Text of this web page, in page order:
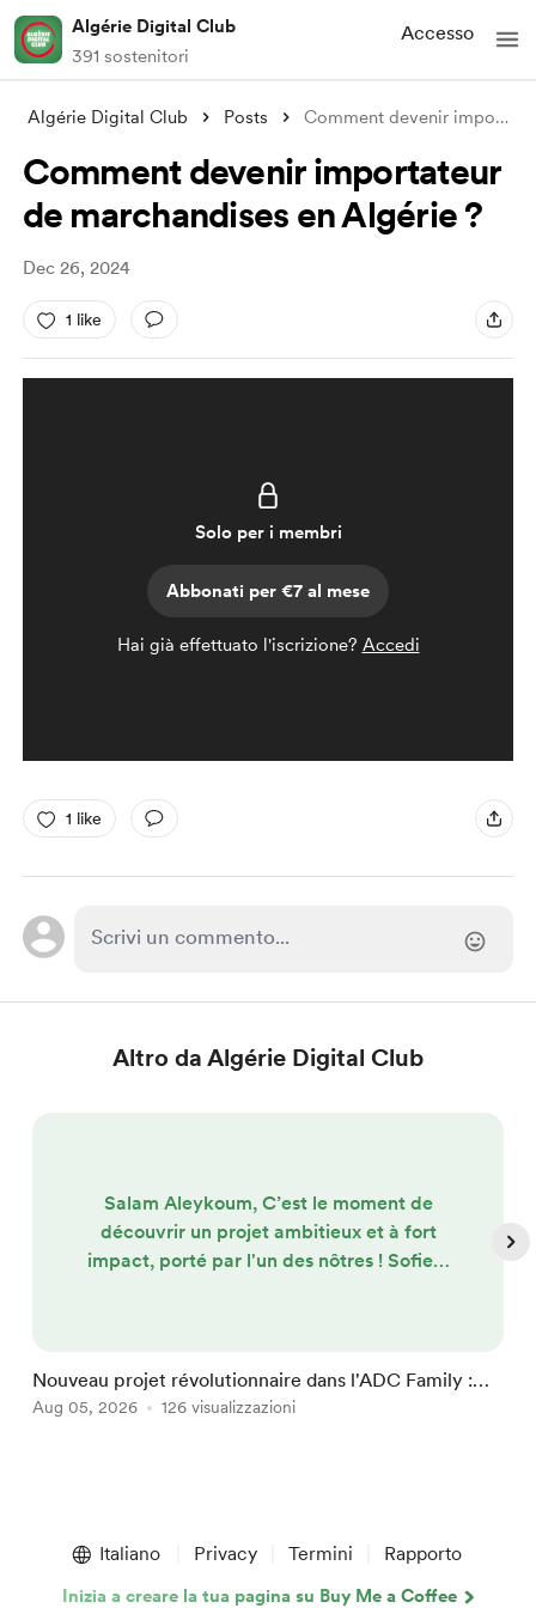
Algérie Digital Club
391 sostenitori
Accesso
Algérie Digital Club Posts Comment devenir importateur de marchandi
Comment devenir importateur
de marchandises en Algérie ?
Dec 26, 2024
1 like
Solo per i membri
Abbonati per €7 al mese
Hai già effettuato l'iscrizione? Accedi
1 like
Altro da Algérie Digital Club
Salam Aleykoum, C’est le moment de
découvrir un projet ambitieux et à fort
impact, porté par l'un des nôtres ! Sofien,
Média en France), lance Fuel Media
Algérie ! ⛽ Le projet en bref : Le réseau
Nouveau projet révolutionnaire dans l'ADC Family :
Fuel Media Algérie !
Aug 05, 2026 126 visualizzazioni
Italiano Privacy Termini Rapporto
Inizia a creare la tua pagina su Buy Me a Coffee